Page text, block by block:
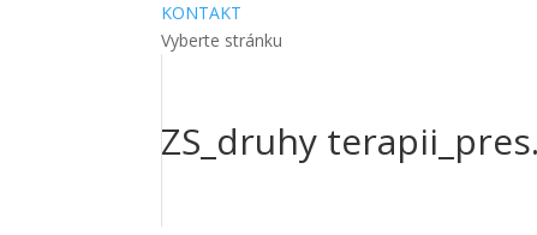
KONTAKT
Vyberte stránku
ZS_druhy